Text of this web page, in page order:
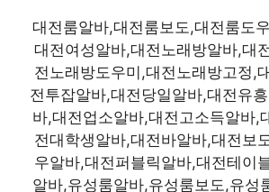
대전룸알바,대전룸보도,대전룸도
대전여성알바,대전노래방알바,대
전노래방도우미,대전노래방고정,
전투잡알바,대전당일알바,대전유
바,대전업소알바,대전고소득알바,
전대학생알바,대전바알바,대전보
우알바,대전퍼블릭알바,대전테이
알바,유성룸알바,유성룸보도,유성